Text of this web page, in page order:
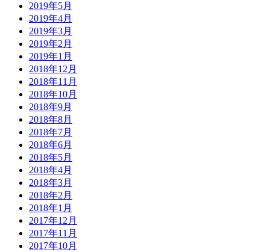
2019年5月
2019年4月
2019年3月
2019年2月
2019年1月
2018年12月
2018年11月
2018年10月
2018年9月
2018年8月
2018年7月
2018年6月
2018年5月
2018年4月
2018年3月
2018年2月
2018年1月
2017年12月
2017年11月
2017年10月